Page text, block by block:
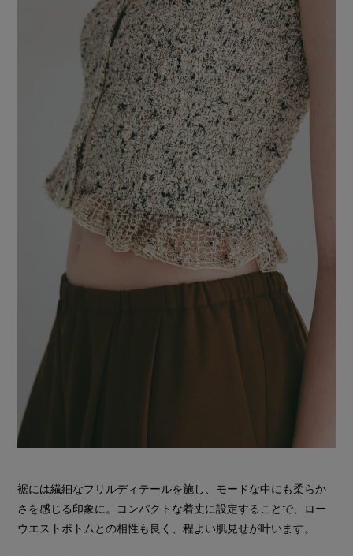
裾には繊細なフリルディテールを施し、モードな中にも柔らか
さを感じる印象に。コンパクトな着丈に設定することで、ロー
ウエストボトムとの相性も良く、程よい肌見せが叶います。